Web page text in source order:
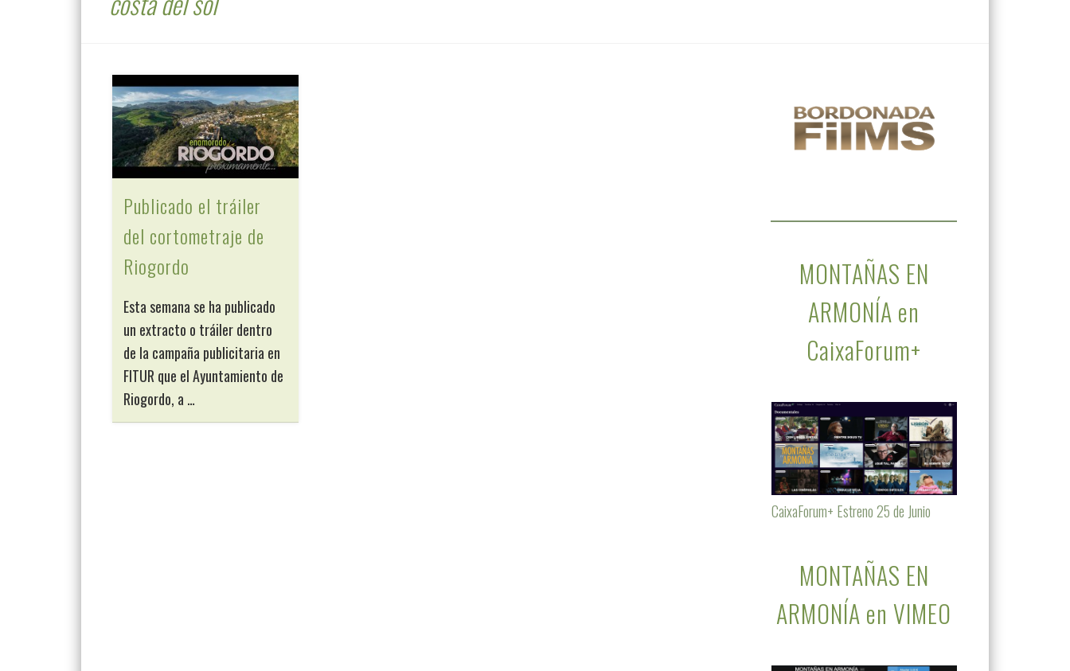
Publicado el tráiler
del cortometraje de
Riogordo
Esta semana se ha publicado
un extracto o tráiler dentro
de la campaña publicitaria en
FITUR que el Ayuntamiento de
Riogordo, a …
MONTAÑAS EN
ARMONÍA en
CaixaForum+
CaixaForum+ Estreno 25 de Junio
MONTAÑAS EN
ARMONÍA en VIMEO